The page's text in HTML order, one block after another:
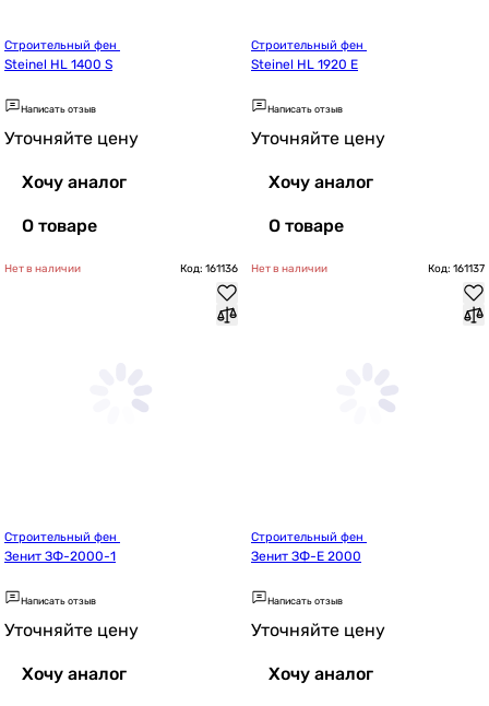
Steinel HL 1400 S
Написать отзыв
Уточняйте цену
Хочу аналог
О товаре
Steinel HL 1920 E
Написать отзыв
Уточняйте цену
Хочу аналог
О товаре
Нет в наличии Код: 161136
Зенит ЗФ-2000-1
Написать отзыв
Уточняйте цену
Хочу аналог
Нет в наличии Код: 161137
Зенит ЗФ-E 2000
Написать отзыв
Уточняйте цену
Хочу аналог